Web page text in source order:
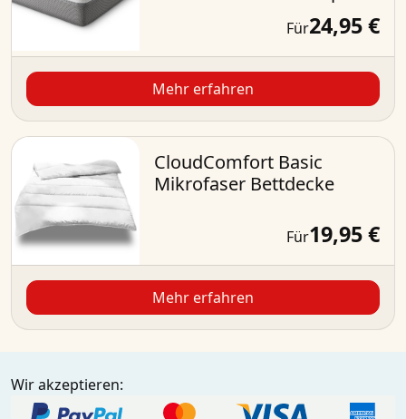
Für24,95 €
Mehr erfahren
CloudComfort Basic
Mikrofaser Bettdecke
Für19,95 €
Mehr erfahren
Wir akzeptieren: